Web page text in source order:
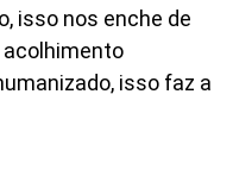
isso nos enche de
acolhimento
isso faz a